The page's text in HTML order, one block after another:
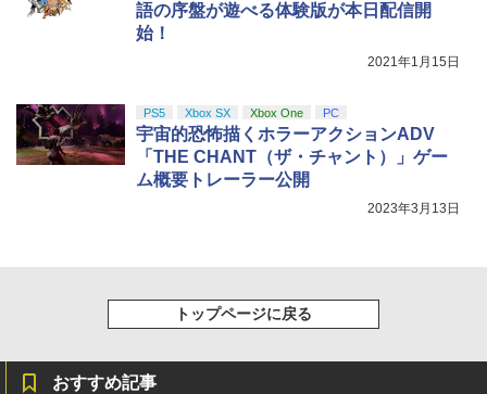
語の序盤が遊べる体験版が本日配信開
始！
2021年1月15日
PS5 Xbox SX Xbox One PC
宇宙的恐怖描くホラーアクションADV
「THE CHANT（ザ・チャント）」ゲー
ム概要トレーラー公開
2023年3月13日
トップページに戻る
おすすめ記事